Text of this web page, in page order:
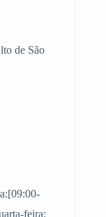
de São
feira: